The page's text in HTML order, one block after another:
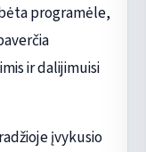
programėle,
ir dalijimuisi
įvykusio